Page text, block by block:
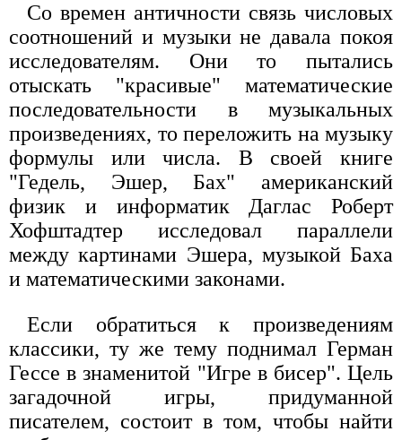
Со времен античности связь числовых
соотношений и музыки не давала покоя
исследователям. Они то пытались
отыскать "красивые" математические
последовательности в музыкальных
произведениях, то переложить на музыку
формулы или числа. В своей книге
"Гедель, Эшер, Бах" американский
физик и информатик Даглас Роберт
Хофштадтер исследовал параллели
между картинами Эшера, музыкой Баха
и математическими законами.
Если обратиться к произведениям
классики, ту же тему поднимал Герман
Гессе в знаменитой "Игре в бисер". Цель
загадочной игры, придуманной
писателем, состоит в том, чтобы найти